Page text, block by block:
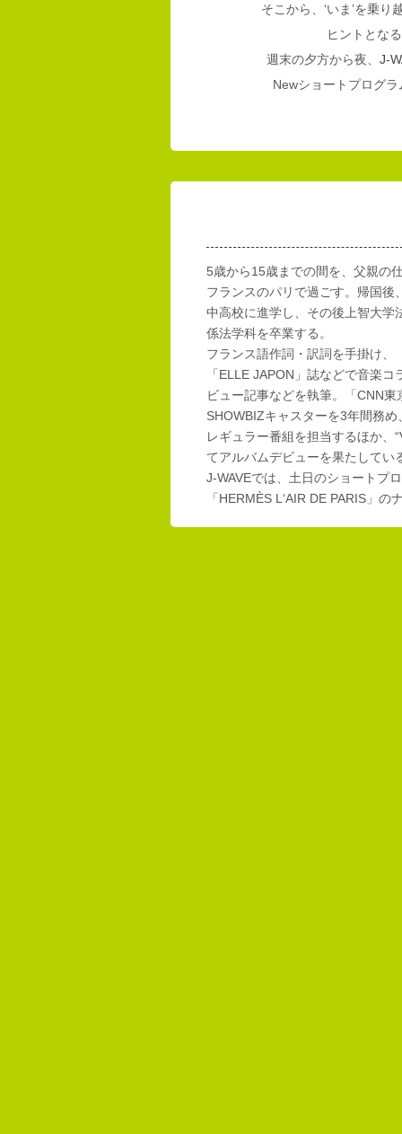
そこから、‘いま’を乗
ヒントとな
週末の夕方から夜、 J-
Newショートプログ
5歳から15歳までの間を、父親の
フランスのパリで過ごす。帰国後
中高校に進学し、その後上智大学
係法学科を卒業する。
フランス語作詞・訳詞を手掛け、
「ELLE JAPON」誌などで音楽コ
ビュー記事などを執筆。「CNN東
SHOWBIZキャスターを3年間務め
レギュラー番組を担当するほか、
てアルバムデビューを果たしてい
J-WAVEでは、土日のショートプ
「HERMÈS L‘AIR DE PARIS」